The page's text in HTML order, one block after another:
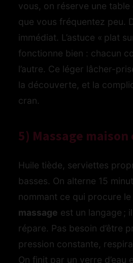
vous, on réserve une table
que vous fréquentez peu.
immédiat. L’astuce « plat
fonctionne bien : chacun
l’autre. Ce léger lâcher-
la découverte, et la
cran.
5) Massage maison
Huile tiède, serviettes
basses. On alterne 15
nommant ce qui procure
massage est un langage ;
répare. Pas besoin d’être
pression constante,
On finit par un verre d’eau